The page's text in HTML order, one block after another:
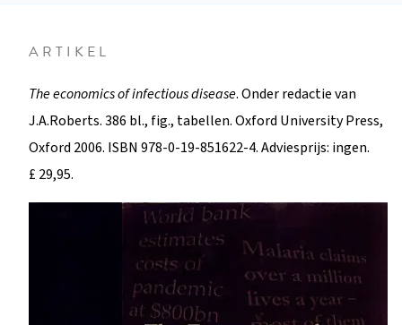
ARTIKEL
The economics of infectious disease. Onder redactie van
J.A.Roberts. 386 bl., fig., tabellen. Oxford University Press,
Oxford 2006. ISBN 978-0-19-851622-4. Adviesprijs: ingen.
£ 29,95.